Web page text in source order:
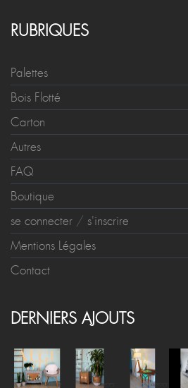
RUBRIQUES
Palettes
Bois Flotté
Carton
Autres
FAQ
Boutique
se connecter / s'inscrire
Mentions Légales
Contact
DERNIERS AJOUTS